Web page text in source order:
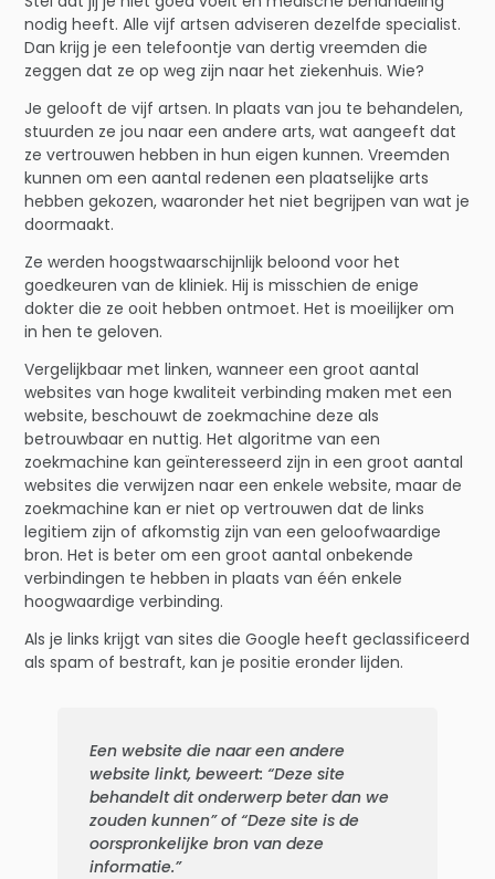
nodig heeft. Alle vijf artsen adviseren dezelfde specialist.
Dan krijg je een telefoontje van dertig vreemden die
zeggen dat ze op weg zijn naar het ziekenhuis. Wie?
Je gelooft de vijf artsen. In plaats van jou te behandelen,
stuurden ze jou naar een andere arts, wat aangeeft dat
ze vertrouwen hebben in hun eigen kunnen. Vreemden
kunnen om een aantal redenen een plaatselijke arts
hebben gekozen, waaronder het niet begrijpen van wat je
doormaakt.
Ze werden hoogstwaarschijnlijk beloond voor het
goedkeuren van de kliniek. Hij is misschien de enige
dokter die ze ooit hebben ontmoet. Het is moeilijker om
in hen te geloven.
Vergelijkbaar met linken, wanneer een groot aantal
websites van hoge kwaliteit verbinding maken met een
website, beschouwt de zoekmachine deze als
betrouwbaar en nuttig. Het algoritme van een
zoekmachine kan geïnteresseerd zijn in een groot aantal
websites die verwijzen naar een enkele website, maar de
zoekmachine kan er niet op vertrouwen dat de links
legitiem zijn of afkomstig zijn van een geloofwaardige
bron. Het is beter om een groot aantal onbekende
verbindingen te hebben in plaats van één enkele
hoogwaardige verbinding.
Als je links krijgt van sites die Google heeft geclassificeerd
als spam of bestraft, kan je positie eronder lijden.
Een website die naar een andere
website linkt, beweert: “Deze site
behandelt dit onderwerp beter dan we
zouden kunnen” of “Deze site is de
oorspronkelijke bron van deze
informatie.”